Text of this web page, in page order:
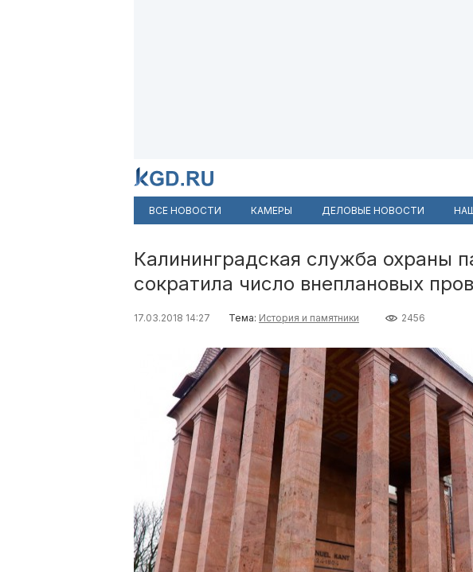
ВСЕ НОВОСТИ КАМЕРЫ ДЕЛОВЫЕ НОВОСТИ
Калининградская служба охраны
сократила число внеплановых
17.03.2018 14:27 Тема: История и памятники 2456